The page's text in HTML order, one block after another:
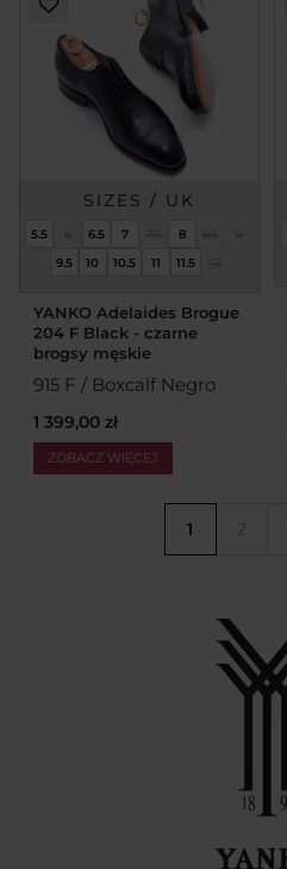
SIZES / UK
5.5 6 6.5 7 7.5 8 8.5
9
9.5
10 10.5 11 11.5 12
YANKO Adelaides Brogue
204 F Black - czarne
brogsy męskie
915 F / Boxcalf Negro
1 399,00 zł
ZOBACZ WIĘCEJ
1 2